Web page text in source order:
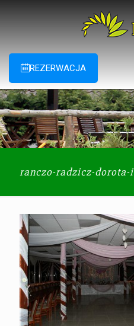
REZERWACJA
ranczo-radzicz-dorota-